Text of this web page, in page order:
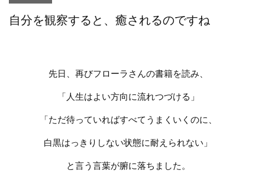
自分を観察すると、癒されるのですね
先日、再びフローラさんの書籍を読み、
「人生はよい方向に流れつづける」
「ただ待っていればすべてうまくいくのに、
白黒はっきりしない状態に耐えられない」
と言う言葉が腑に落ちました。